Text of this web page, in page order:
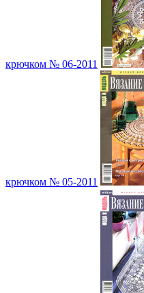
крючком № 06-2011
крючком № 05-2011